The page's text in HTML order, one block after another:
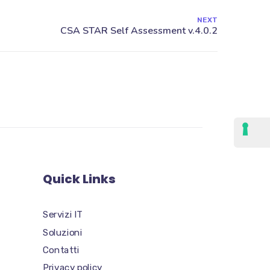
NEXT
Quick Links
Servizi IT
Soluzioni
Contatti
Privacy policy